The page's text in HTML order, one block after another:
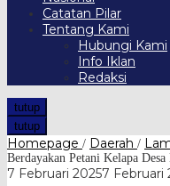
Catatan Pilar
Tentang Kami
Hubungi Kami
Info Iklan
Redaksi
tutup
tutup
Homepage / Daerah /
Berdayakan Petani Kelapa
7 Februari 20257 Februari